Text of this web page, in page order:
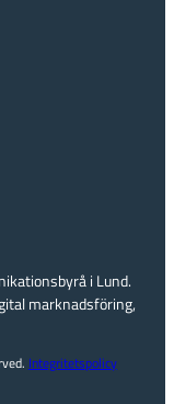
i Lund.
marknadsföring,
Integritetspolicy